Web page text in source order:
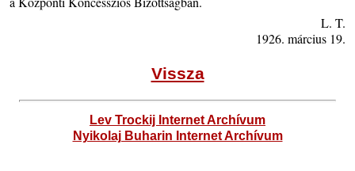
L. T.
1926. március 19.
Vissza
Lev Trockij Internet Archívum
Nyikolaj Buharin Internet Archívum